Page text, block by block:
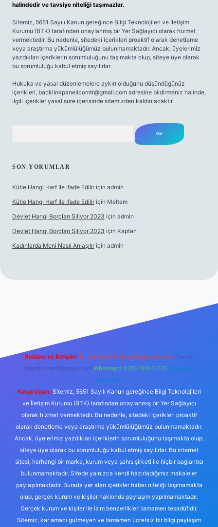
halindedir ve tavsiye niteliği taşımazlar.
Sitemiz, 5651 Sayılı Kanun gereğince Bilgi Teknolojileri ve İletişim
Kurumu (BTK) tarafından onaylanmış bir Yer Sağlayıcı olarak hizmet
vermektedir. Bu nedenle, sitedeki içerikleri proaktif olarak denetleme
veya araştırma yükümlülüğümüz bulunmamaktadır. Ancak, üyelerimiz
yazdıkları içeriklerin sorumluluğunu taşımakta olup, siteye üye olarak
bu sorumluluğu kabul etmiş sayılırlar.
Hukuka ve yasal düzenlemelere aykırı olduğunu düşündüğünüz
içerikleri, backlinkpanelicomtr@gmail.com adresine bildirmeniz halinde,
ilgili içerikler yasal süre içerisinde sitemizden kaldırılacaktır.
SON YORUMLAR
Kütle Hangi Harf Ile Ifade Edilir için admin
Kütle Hangi Harf Ile Ifade Edilir için Meltem
Devlet Hangi Borçları Siliyor 2023 için admin
Devlet Hangi Borçları Siliyor 2023 için Kaptan
Kadınlarda Meni Nasıl Anlaşılır için admin
Betexper giriş adresi
Reklam ve İletişim: E-mail: backlinkpaneli@gmail.com Teams:
forumhizmeti@gmail.com Whatsapp: 0262 606 0 726 Telegram:
@karabul
Yasal Uyarı: Sitemiz, 5651 Sayılı Kanun gereğince Bilgi Teknolojileri
ve İletişim Kurumu (BTK) tarafından onaylanmış bir Yer Sağlayıcı
olarak hizmet vermektedir. Bu nedenle, sitedeki içerikleri proaktif
olarak denetleme veya araştırma yükümlülüğümüz bulunmamaktadır.
Ancak, üyelerimiz yazdıkları içeriklerin sorumluluğunu taşımakta olup,
siteye üye olarak bu sorumluluğu kabul etmiş sayılırlar. Bu internet
sitesi, herhangi bir marka, kurum veya şahıs şirketi ile hiçbir bağlantısı
bulunmamaktadır. Sitede yalnızca kendi hazırladığımız makaleler
paylaşılmaktadır. Burada yer alan içerikler haber niteliği taşımamakta
olup, gerçek kurum ve kişiler hakkında paylaşım yapılmamaktadır.
Gerçek kurum ve kişiler ile isim benzerlikleri tamamen tesadüfidir.
Sitemiz, kar amacı gütmeyen ve tamamen ücretsiz bir bilgi paylaşım